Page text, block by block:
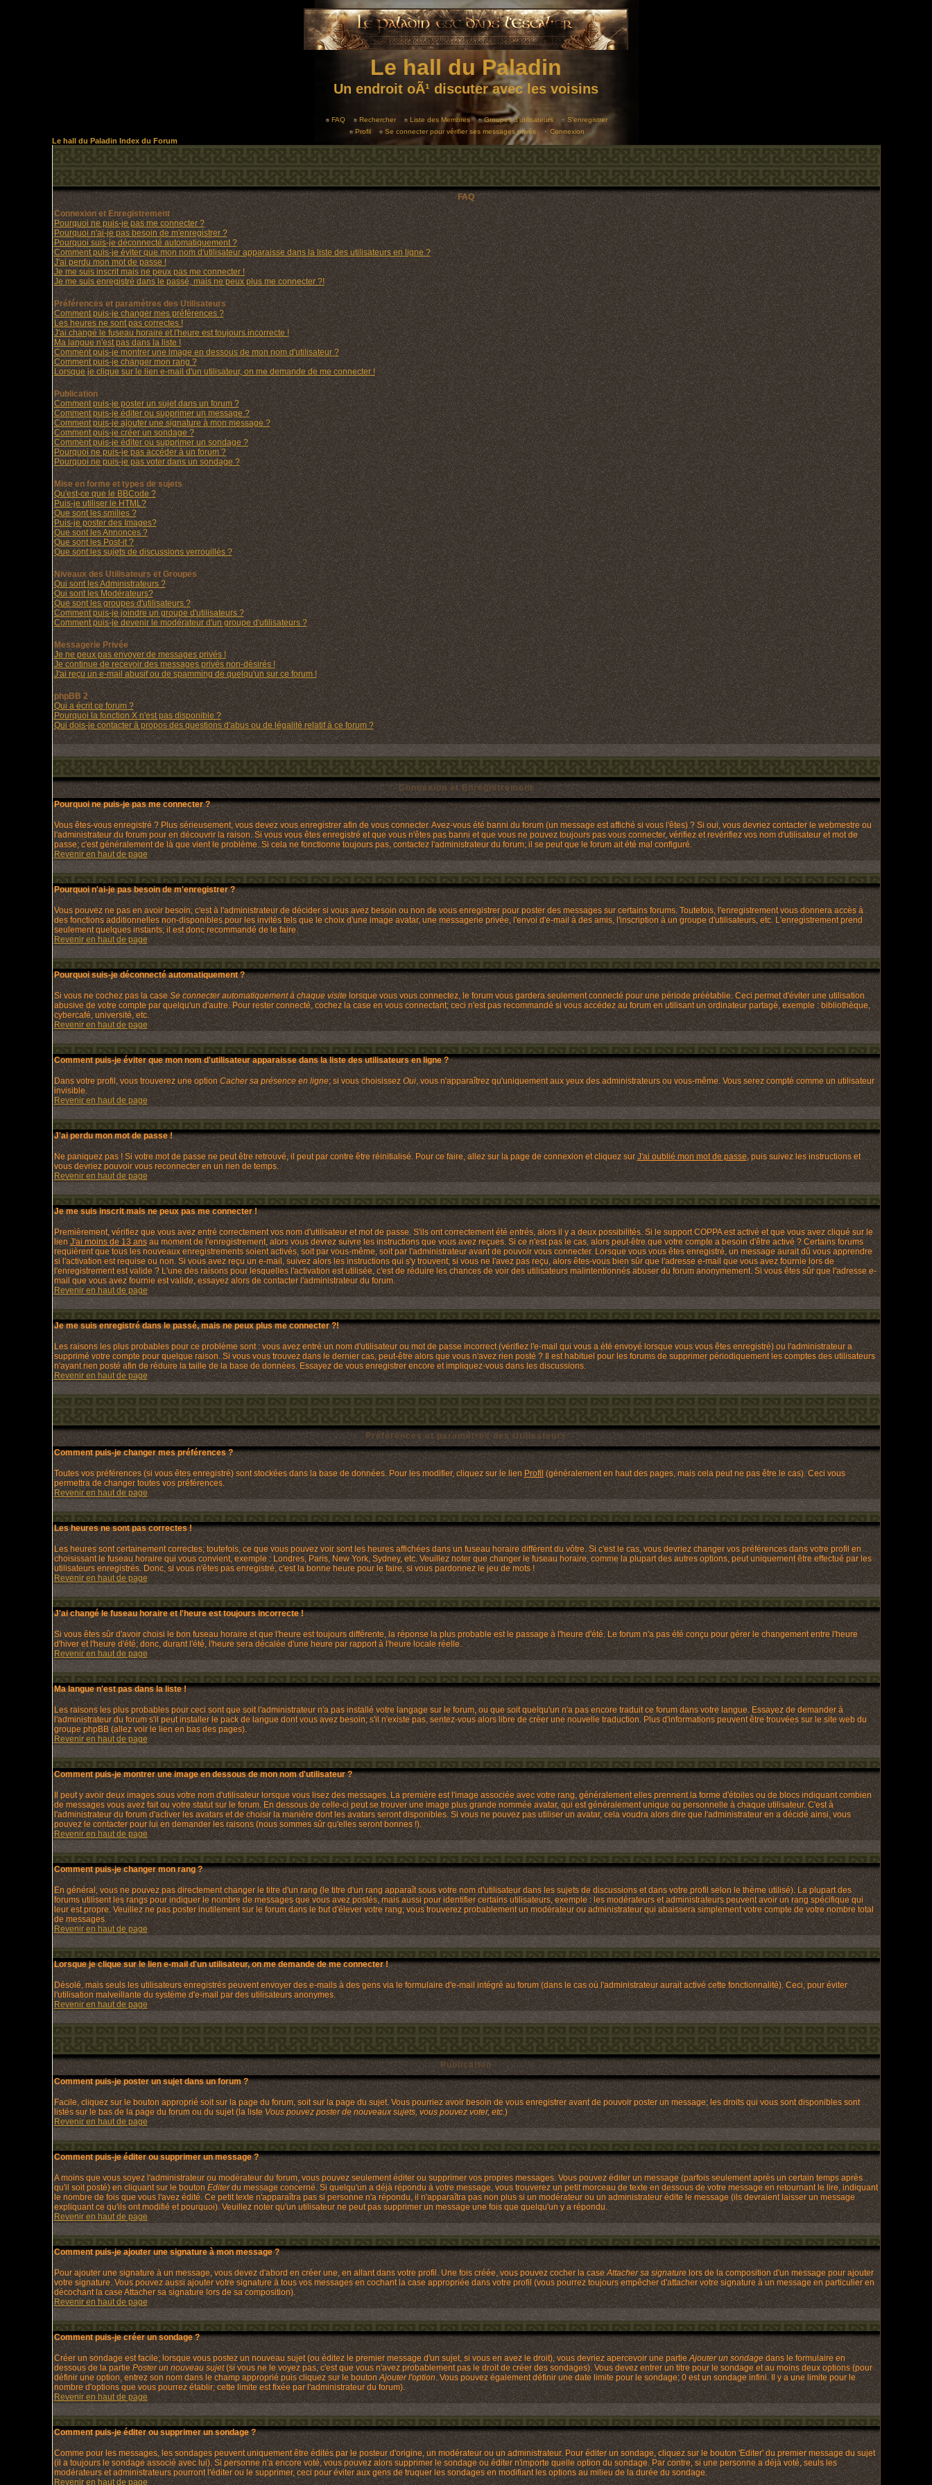
Le hall du Paladin
Un endroit oÃ¹ discuter avec les voisins
FAQ Rechercher Liste des Membres Groupes d'utilisateurs
S'enregistrer
Profil
Se connecter pour vérifier ses messages privés Connexion
Le hall du Paladin Index du Forum
FAQ
Connexion et Enregistrement
Pourquoi ne puis-je pas me connecter ?
Pourquoi n'ai-je pas besoin de m'enregistrer ?
Pourquoi suis-je déconnecté automatiquement ?
Comment puis-je éviter que mon nom d'utilisateur apparaisse dans la liste des utilisateurs en ligne ?
J'ai perdu mon mot de passe !
Je me suis inscrit mais ne peux pas me connecter !
Je me suis enregistré dans le passé, mais ne peux plus me connecter ?!
Préférences et paramètres des Utilisateurs
Comment puis-je changer mes préférences ?
Les heures ne sont pas correctes !
J'ai changé le fuseau horaire et l'heure est toujours incorrecte !
Ma langue n'est pas dans la liste !
Comment puis-je montrer une image en dessous de mon nom d'utilisateur ?
Comment puis-je changer mon rang ?
Lorsque je clique sur le lien e-mail d'un utilisateur, on me demande de me connecter !
Publication
Comment puis-je poster un sujet dans un forum ?
Comment puis-je éditer ou supprimer un message ?
Comment puis-je ajouter une signature à mon message ?
Comment puis-je créer un sondage ?
Comment puis-je éditer ou supprimer un sondage ?
Pourquoi ne puis-je pas accéder à un forum ?
Pourquoi ne puis-je pas voter dans un sondage ?
Mise en forme et types de sujets
Qu'est-ce que le BBCode ?
Puis-je utiliser le HTML?
Que sont les smilies ?
Puis-je poster des Images?
Que sont les Annonces ?
Que sont les Post-it ?
Que sont les sujets de discussions verrouillés ?
Niveaux des Utilisateurs et Groupes
Qui sont les Administrateurs ?
Qui sont les Modérateurs?
Que sont les groupes d'utilisateurs ?
Comment puis-je joindre un groupe d'utilisateurs ?
Comment puis-je devenir le modérateur d'un groupe d'utilisateurs ?
Messagerie Privée
Je ne peux pas envoyer de messages privés !
Je continue de recevoir des messages privés non-désirés !
J'ai reçu un e-mail abusif ou de spamming de quelqu'un sur ce forum !
phpBB 2
Qui a écrit ce forum ?
Pourquoi la fonction X n'est pas disponible ?
Qui dois-je contacter à propos des questions d'abus ou de légalité relatif à ce forum ?
Connexion et Enregistrement
Pourquoi ne puis-je pas me connecter ?
Vous êtes-vous enregistré ? Plus sérieusement, vous devez vous enregistrer afin de vous connecter. Avez-vous été banni du forum (un message est affiché si vous l'êtes) ? Si oui, vous devriez contacter le webmestre ou
l'administrateur du forum pour en découvrir la raison. Si vous vous êtes enregistré et que vous n'êtes pas banni et que vous ne pouvez toujours pas vous connecter, vérifiez et revérifiez vos nom d'utilisateur et mot de
passe; c'est généralement de là que vient le problème. Si cela ne fonctionne toujours pas, contactez l'administrateur du forum; il se peut que le forum ait été mal configuré.
Revenir en haut de page
Pourquoi n'ai-je pas besoin de m'enregistrer ?
Vous pouvez ne pas en avoir besoin; c'est à l'administrateur de décider si vous avez besoin ou non de vous enregistrer pour poster des messages sur certains forums. Toutefois, l'enregistrement vous donnera accès à
des fonctions additionnelles non-disponibles pour les invités tels que le choix d'une image avatar, une messagerie privée, l'envoi d'e-mail à des amis, l'inscription à un groupe d'utilisateurs, etc. L'enregistrement prend
seulement quelques instants; il est donc recommandé de le faire.
Revenir en haut de page
Pourquoi suis-je déconnecté automatiquement ?
Si vous ne cochez pas la caseSe connecter automatiquement à chaque visitelorsque vous vous connectez, le forum vous gardera seulement connecté pour une période préétablie. Ceci permet d'éviter une utilisation
abusive de votre compte par quelqu'un d'autre. Pour rester connecté, cochez la case en vous connectant; ceci n'est pas recommandé si vous accédez au forum en utilisant un ordinateur partagé, exemple : bibliothèque,
cybercafé, université, etc.
Revenir en haut de page
Comment puis-je éviter que mon nom d'utilisateur apparaisse dans la liste des utilisateurs en ligne ?
Dans votre profil, vous trouverez une optionCacher sa présence en ligne; si vous choisissezOui, vous n'apparaîtrez qu'uniquement aux yeux des administrateurs ou vous-même. Vous serez compté comme un utilisateur
invisible.
Revenir en haut de page
J'ai perdu mon mot de passe !
Ne paniquez pas ! Si votre mot de passe ne peut être retrouvé, il peut par contre être réinitialisé. Pour ce faire, allez sur la page de connexion et cliquez sur J'ai oublié mon mot de passe, puis suivez les instructions et
vous devriez pouvoir vous reconnecter en un rien de temps.
Revenir en haut de page
Je me suis inscrit mais ne peux pas me connecter !
Premièrement, vérifiez que vous avez entré correctement vos nom d'utilisateur et mot de passe. S'ils ont correctement été entrés, alors il y a deux possibilités. Si le support COPPA est activé et que vous avez cliqué sur le
lien J'ai moins de 13 ansau moment de l'enregistrement, alors vous devrez suivre les instructions que vous avez reçues. Si ce n'est pas le cas, alors peut-être que votre compte a besoin d'être activé ? Certains forums
requièrent que tous les nouveaux enregistrements soient activés, soit par vous-même, soit par l'administrateur avant de pouvoir vous connecter. Lorsque vous vous êtes enregistré, un message aurait dû vous apprendre
si l'activation est requise ou non. Si vous avez reçu un e-mail, suivez alors les instructions qui s'y trouvent; si vous ne l'avez pas reçu, alors êtes-vous bien sûr que l'adresse e-mail que vous avez fournie lors de
l'enregistrement est valide ? L'une des raisons pour lesquelles l'activation est utilisée, c'est de réduire les chances de voir des utilisateurs malintentionnés abuser du forum anonymement. Si vous êtes sûr que l'adresse e-
mail que vous avez fournie est valide, essayez alors de contacter l'administrateur du forum.
Revenir en haut de page
Je me suis enregistré dans le passé, mais ne peux plus me connecter ?!
Les raisons les plus probables pour ce problème sont : vous avez entré un nom d'utilisateur ou mot de passe incorrect (vérifiez l'e-mail qui vous a été envoyé lorsque vous vous êtes enregistré) ou l'administrateur a
supprimé votre compte pour quelque raison. Si vous vous trouvez dans le dernier cas, peut-être alors que vous n'avez rien posté ? Il est habituel pour les forums de supprimer périodiquement les comptes des utilisateurs
n'ayant rien posté afin de réduire la taille de la base de données. Essayez de vous enregistrer encore et impliquez-vous dans les discussions.
Revenir en haut de page
Préférences et paramètres des Utilisateurs
Comment puis-je changer mes préférences ?
Toutes vos préférences (si vous êtes enregistré) sont stockées dans la base de données. Pour les modifier, cliquez sur le lien Profil(généralement en haut des pages, mais cela peut ne pas être le cas). Ceci vous
permettra de changer toutes vos préférences.
Revenir en haut de page
Les heures ne sont pas correctes !
Les heures sont certainement correctes; toutefois, ce que vous pouvez voir sont les heures affichées dans un fuseau horaire différent du vôtre. Si c'est le cas, vous devriez changer vos préférences dans votre profil en
choisissant le fuseau horaire qui vous convient, exemple : Londres, Paris, New York, Sydney, etc. Veuillez noter que changer le fuseau horaire, comme la plupart des autres options, peut uniquement être effectué par les
utilisateurs enregistrés. Donc, si vous n'êtes pas enregistré, c'est la bonne heure pour le faire, si vous pardonnez le jeu de mots !
Revenir en haut de page
J'ai changé le fuseau horaire et l'heure est toujours incorrecte !
Si vous êtes sûr d'avoir choisi le bon fuseau horaire et que l'heure est toujours différente, la réponse la plus probable est le passage à l'heure d'été. Le forum n'a pas été conçu pour gérer le changement entre l'heure
d'hiver et l'heure d'été; donc, durant l'été, l'heure sera décalée d'une heure par rapport à l'heure locale réelle.
Revenir en haut de page
Ma langue n'est pas dans la liste !
Les raisons les plus probables pour ceci sont que soit l'administrateur n'a pas installé votre langage sur le forum, ou que soit quelqu'un n'a pas encore traduit ce forum dans votre langue. Essayez de demander à
l'administrateur du forum s'il peut installer le pack de langue dont vous avez besoin; s'il n'existe pas, sentez-vous alors libre de créer une nouvelle traduction. Plus d'informations peuvent être trouvées sur le site web du
groupe phpBB (allez voir le lien en bas des pages).
Revenir en haut de page
Comment puis-je montrer une image en dessous de mon nom d'utilisateur ?
Il peut y avoir deux images sous votre nom d'utilisateur lorsque vous lisez des messages. La première est l'image associée avec votre rang, généralement elles prennent la forme d'étoiles ou de blocs indiquant combien
de messages vous avez fait ou votre statut sur le forum. En dessous de celle-ci peut se trouver une image plus grande nommée avatar, qui est généralement unique ou personnelle à chaque utilisateur. C'est à
l'administrateur du forum d'activer les avatars et de choisir la manière dont les avatars seront disponibles. Si vous ne pouvez pas utiliser un avatar, cela voudra alors dire que l'administrateur en a décidé ainsi, vous
pouvez le contacter pour lui en demander les raisons (nous sommes sûr qu'elles seront bonnes !).
Revenir en haut de page
Comment puis-je changer mon rang ?
En général, vous ne pouvez pas directement changer le titre d'un rang (le titre d'un rang apparaît sous votre nom d'utilisateur dans les sujets de discussions et dans votre profil selon le thème utilisé). La plupart des
forums utilisent les rangs pour indiquer le nombre de messages que vous avez postés, mais aussi pour identifier certains utilisateurs, exemple : les modérateurs et administrateurs peuvent avoir un rang spécifique qui
leur est propre. Veuillez ne pas poster inutilement sur le forum dans le but d'élever votre rang; vous trouverez probablement un modérateur ou administrateur qui abaissera simplement votre compte de votre nombre total
de messages.
Revenir en haut de page
Lorsque je clique sur le lien e-mail d'un utilisateur, on me demande de me connecter !
Désolé, mais seuls les utilisateurs enregistrés peuvent envoyer des e-mails à des gens via le formulaire d'e-mail intégré au forum (dans le cas où l'administrateur aurait activé cette fonctionnalité). Ceci, pour éviter
l'utilisation malveillante du système d'e-mail par des utilisateurs anonymes.
Revenir en haut de page
Publication
Comment puis-je poster un sujet dans un forum ?
Facile, cliquez sur le bouton approprié soit sur la page du forum, soit sur la page du sujet. Vous pourriez avoir besoin de vous enregistrer avant de pouvoir poster un message; les droits qui vous sont disponibles sont
listés sur le bas de la page du forum ou du sujet (la listeVous pouvez poster de nouveaux sujets, vous pouvez voter, etc.)
Revenir en haut de page
Comment puis-je éditer ou supprimer un message ?
A moins que vous soyez l'administrateur ou modérateur du forum, vous pouvez seulement éditer ou supprimer vos propres messages. Vous pouvez éditer un message (parfois seulement après un certain temps après
qu'il soit posté) en cliquant sur le boutonEditerdu message concerné. Si quelqu'un a déjà répondu à votre message, vous trouverez un petit morceau de texte en dessous de votre message en retournant le lire, indiquant
le nombre de fois que vous l'avez édité. Ce petit texte n'apparaîtra pas si personne n'a répondu, il n'apparaîtra pas non plus si un modérateur ou un administrateur édite le message (ils devraient laisser un message
expliquant ce qu'ils ont modifié et pourquoi). Veuillez noter qu'un utilisateur ne peut pas supprimer un message une fois que quelqu'un y a répondu.
Revenir en haut de page
Comment puis-je ajouter une signature à mon message ?
Pour ajouter une signature à un message, vous devez d'abord en créer une, en allant dans votre profil. Une fois créée, vous pouvez cocher la caseAttacher sa signaturelors de la composition d'un message pour ajouter
votre signature. Vous pouvez aussi ajouter votre signature à tous vos messages en cochant la case appropriée dans votre profil (vous pourrez toujours empêcher d'attacher votre signature à un message en particulier en
décochant la case Attacher sa signature lors de sa composition).
Revenir en haut de page
Comment puis-je créer un sondage ?
Créer un sondage est facile; lorsque vous postez un nouveau sujet (ou éditez le premier message d'un sujet, si vous en avez le droit), vous devriez apercevoir une partieAjouter un sondagedans le formulaire en
dessous de la partiePoster un nouveau sujet(si vous ne le voyez pas, c'est que vous n'avez probablement pas le droit de créer des sondages). Vous devez entrer un titre pour le sondage et au moins deux options (pour
définir une option, entrez son nom dans le champ approprié puis cliquez sur le boutonAjouter l'option. Vous pouvez également définir une date limite pour le sondage; 0 est un sondage infini. Il y a une limite pour le
nombre d'options que vous pourrez établir; cette limite est fixée par l'administrateur du forum).
Revenir en haut de page
Comment puis-je éditer ou supprimer un sondage ?
Comme pour les messages, les sondages peuvent uniquement être édités par le posteur d'origine, un modérateur ou un administrateur. Pour éditer un sondage, cliquez sur le bouton 'Editer' du premier message du sujet
(il a toujours le sondage associé avec lui). Si personne n'a encore voté, vous pouvez alors supprimer le sondage ou éditer n'importe quelle option du sondage. Par contre, si une personne a déjà voté, seuls les
modérateurs et administrateurs pourront l'éditer ou le supprimer, ceci pour éviter aux gens de truquer les sondages en modifiant les options au milieu de la durée du sondage.
Revenir en haut de page